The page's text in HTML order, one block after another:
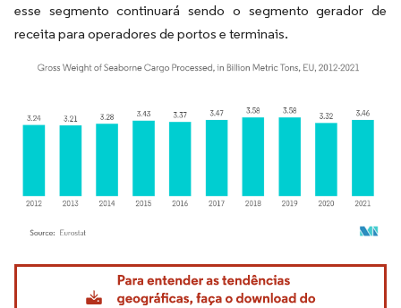
esse segmento continuará sendo o segmento gerador de
receita para operadores de portos e terminais.
Imagem © Mordor Intelligence. O reuso requer atribuição conforme CC BY 4.0.